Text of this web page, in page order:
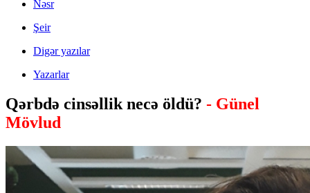
Nəsr
Şeir
Digər yazılar
Yazarlar
Qərbdə cinsəllik necə öldü? - Günel
Mövlud